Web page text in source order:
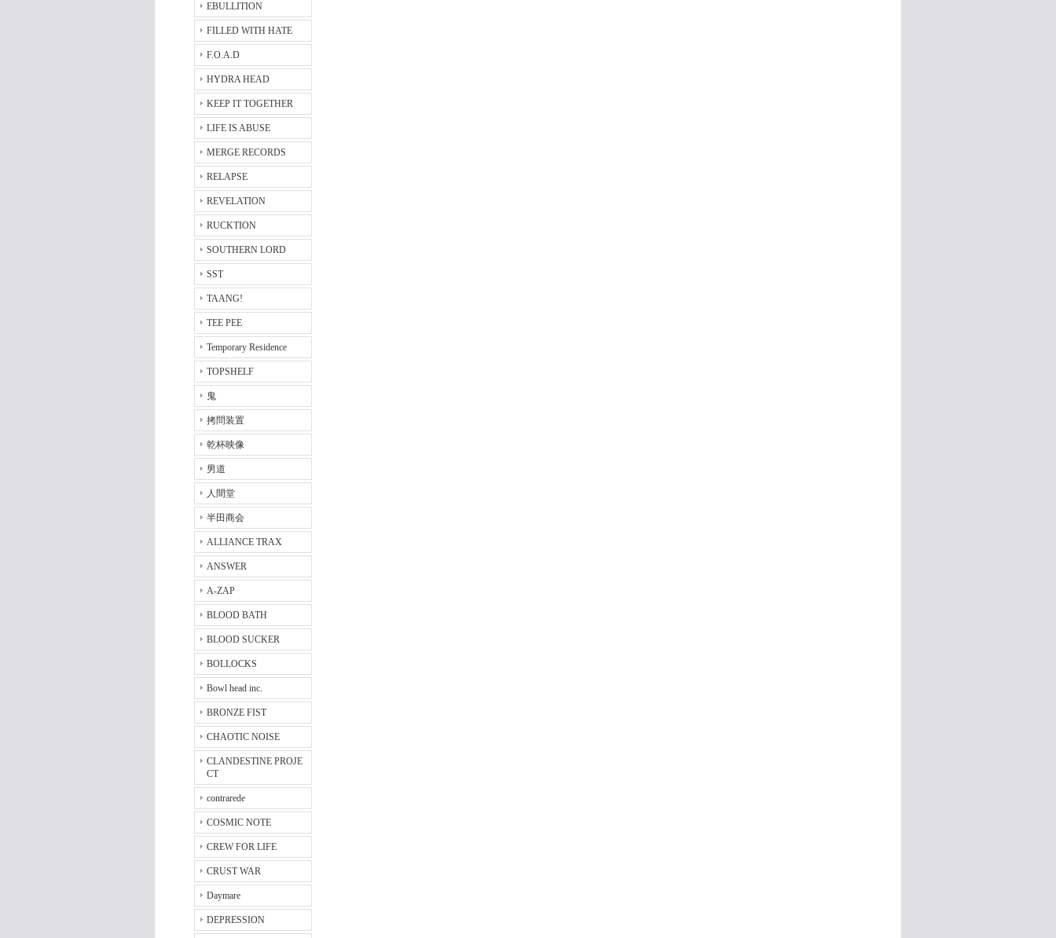
EBULLITION
FILLED WITH HATE
F.O.A.D
HYDRA HEAD
KEEP IT TOGETHER
LIFE IS ABUSE
MERGE RECORDS
RELAPSE
REVELATION
RUCKTION
SOUTHERN LORD
SST
TAANG!
TEE PEE
Temporary Residence
TOPSHELF
鬼
拷問装置
乾杯映像
男道
人間堂
半田商会
ALLIANCE TRAX
ANSWER
A-ZAP
BLOOD BATH
BLOOD SUCKER
BOLLOCKS
Bowl head inc.
BRONZE FIST
CHAOTIC NOISE
CLANDESTINE PROJE
CT
contrarede
COSMIC NOTE
CREW FOR LIFE
CRUST WAR
Daymare
DEPRESSION